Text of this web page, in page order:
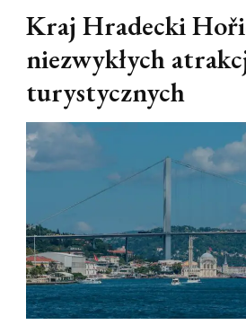
Kraj Hradecki
niezwykłych
turystycznych